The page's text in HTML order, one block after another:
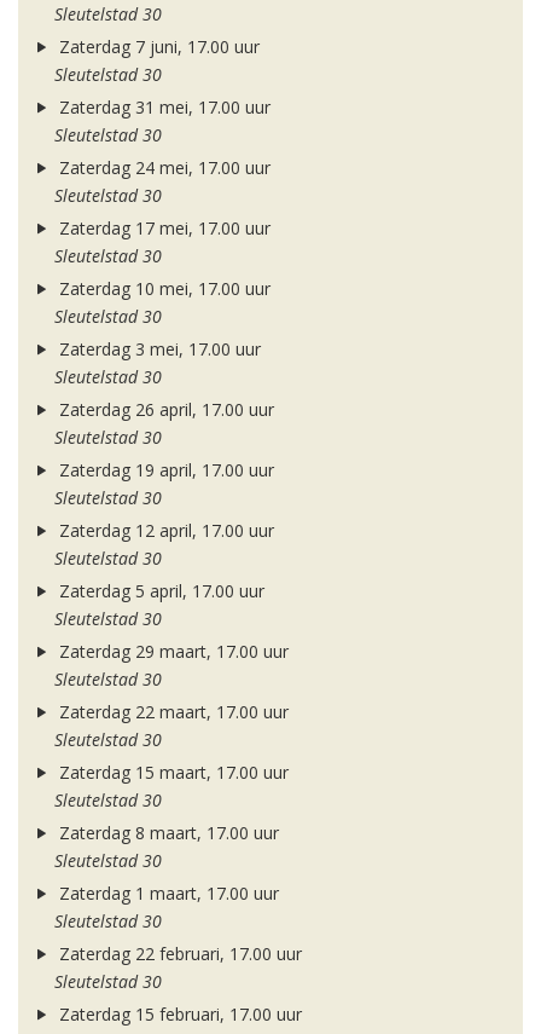
Sleutelstad 30
Zaterdag 7 juni, 17.00 uur
Sleutelstad 30
Zaterdag 31 mei, 17.00 uur
Sleutelstad 30
Zaterdag 24 mei, 17.00 uur
Sleutelstad 30
Zaterdag 17 mei, 17.00 uur
Sleutelstad 30
Zaterdag 10 mei, 17.00 uur
Sleutelstad 30
Zaterdag 3 mei, 17.00 uur
Sleutelstad 30
Zaterdag 26 april, 17.00 uur
Sleutelstad 30
Zaterdag 19 april, 17.00 uur
Sleutelstad 30
Zaterdag 12 april, 17.00 uur
Sleutelstad 30
Zaterdag 5 april, 17.00 uur
Sleutelstad 30
Zaterdag 29 maart, 17.00 uur
Sleutelstad 30
Zaterdag 22 maart, 17.00 uur
Sleutelstad 30
Zaterdag 15 maart, 17.00 uur
Sleutelstad 30
Zaterdag 8 maart, 17.00 uur
Sleutelstad 30
Zaterdag 1 maart, 17.00 uur
Sleutelstad 30
Zaterdag 22 februari, 17.00 uur
Sleutelstad 30
Zaterdag 15 februari, 17.00 uur